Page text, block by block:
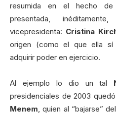
resumida en el hecho
presentada,
vicepresidenta: Cristina
origen (como el que ella sí
adquirir poder en ejercicio.
Al ejemplo lo dio un tal
presidenciales de 2003
Menem , quien al “bajarse”